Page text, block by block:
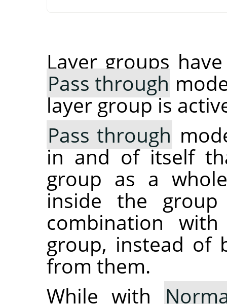
Layer groups
Pass through
layer group is
Pass through
in and of itself
group as a
inside the
combination
group, instead of
from them.
While with